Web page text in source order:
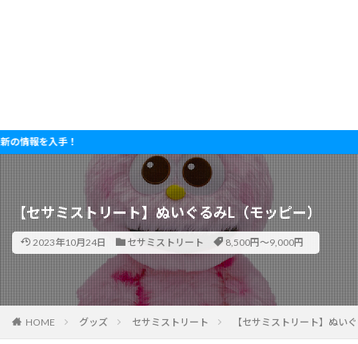
入手！
【セサミストリート】ぬいぐるみL（モッピー）
2023年10月24日 セサミストリート 8,500円～9,000円
HOME グッズ セサミストリート 【セサミストリート】ぬい